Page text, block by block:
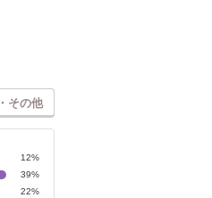
その他
12%
39%
22%